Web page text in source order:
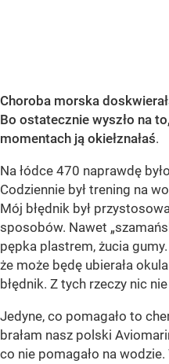
Choroba morska
Bo ostatecznie wyszło na
momentach ją okiełznałaś.
Na łódce 470 naprawdę
Codziennie był trening na
Mój błędnik był
sposobów. Nawet
pępka plastrem, żucia
że może będę ubierała
błędnik. Z tych rzeczy nic nie
Jedyne, co pomagało to
brałam nasz polski
co nie pomagało na